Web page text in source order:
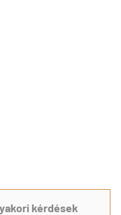
kérdések